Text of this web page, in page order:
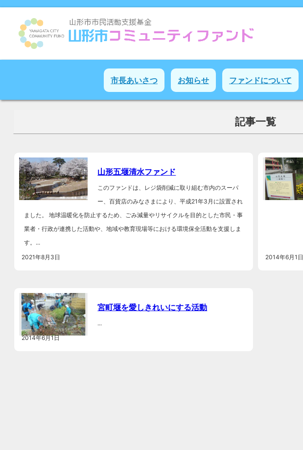
市長あいさつ お知らせ ファンドについて
記事一覧
山形五堰清水ファンド
このファンドは、レジ袋削減に取り組む市内のスーパ
ー、百貨店のみなさまにより、平成21年3月に設置され
ました。 地球温暖化を防止するため、ごみ減量やリサイクルを目的とした市民・事
業者・行政が連携した活動や、地域や教育現場等における環境保全活動を支援しま
す。...
2021年8月3日
2014年6月1日
宮町堰を愛しきれいにする活動
...
2014年6月1日